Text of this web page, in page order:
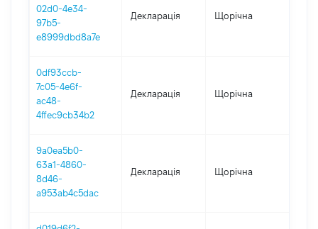
02d0-4e34-
97b5-
e8999dbd8a7e
Декларація Щорічна
0df93ccb-
7c05-4e6f-
ac48-
4ffec9cb34b2
Декларація Щорічна
9a0ea5b0-
63a1-4860-
8d46-
a953ab4c5dac
Декларація Щорічна